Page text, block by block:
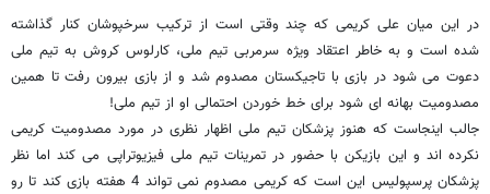
در این میان علی کریمی که چند وقتی است از ترکیب سرخپوشان کنار گذاشته
شده است و به خاطر اعتقاد ویژه سرمربی تیم ملی، کارلوس کروش به تیم ملی
دعوت می شود در بازی با تاجیکستان مصدوم شد و از بازی بیرون رفت تا همین
مصدومیت بهانه ای شود برای خط خوردن احتمالی او از تیم ملی!
جالب اینجاست که هنوز پزشکان تیم ملی اظهار نظری در مورد مصدومیت کریمی
نکرده اند و این بازیکن با حضور در تمرینات تیم ملی فیزیوتراپی می کند اما نظر
پزشکان پرسپولیس این است که کریمی مصدوم نمی تواند 4 هفته بازی کند تا رو